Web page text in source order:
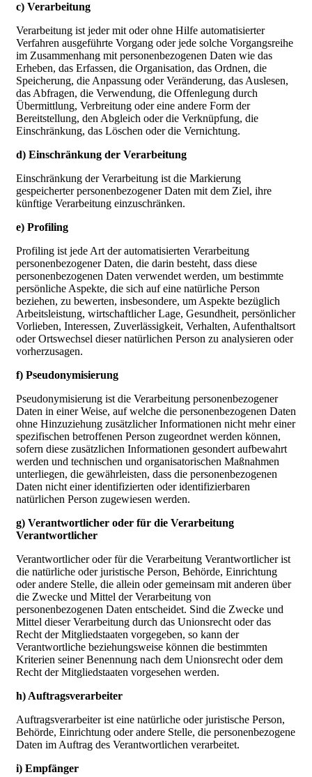
c) Verarbeitung
Verarbeitung ist jeder mit oder ohne Hilfe automatisierter
Verfahren ausgeführte Vorgang oder jede solche Vorgangsreihe
im Zusammenhang mit personenbezogenen Daten wie das
Erheben, das Erfassen, die Organisation, das Ordnen, die
Speicherung, die Anpassung oder Veränderung, das Auslesen,
das Abfragen, die Verwendung, die Offenlegung durch
Übermittlung, Verbreitung oder eine andere Form der
Bereitstellung, den Abgleich oder die Verknüpfung, die
Einschränkung, das Löschen oder die Vernichtung.
d) Einschränkung der Verarbeitung
Einschränkung der Verarbeitung ist die Markierung
gespeicherter personenbezogener Daten mit dem Ziel, ihre
künftige Verarbeitung einzuschränken.
e) Profiling
Profiling ist jede Art der automatisierten Verarbeitung
personenbezogener Daten, die darin besteht, dass diese
personenbezogenen Daten verwendet werden, um bestimmte
persönliche Aspekte, die sich auf eine natürliche Person
beziehen, zu bewerten, insbesondere, um Aspekte bezüglich
Arbeitsleistung, wirtschaftlicher Lage, Gesundheit, persönlicher
Vorlieben, Interessen, Zuverlässigkeit, Verhalten, Aufenthaltsort
oder Ortswechsel dieser natürlichen Person zu analysieren oder
vorherzusagen.
f) Pseudonymisierung
Pseudonymisierung ist die Verarbeitung personenbezogener
Daten in einer Weise, auf welche die personenbezogenen Daten
ohne Hinzuziehung zusätzlicher Informationen nicht mehr einer
spezifischen betroffenen Person zugeordnet werden können,
sofern diese zusätzlichen Informationen gesondert aufbewahrt
werden und technischen und organisatorischen Maßnahmen
unterliegen, die gewährleisten, dass die personenbezogenen
Daten nicht einer identifizierten oder identifizierbaren
natürlichen Person zugewiesen werden.
g) Verantwortlicher oder für die Verarbeitung
Verantwortlicher
Verantwortlicher oder für die Verarbeitung Verantwortlicher ist
die natürliche oder juristische Person, Behörde, Einrichtung
oder andere Stelle, die allein oder gemeinsam mit anderen über
die Zwecke und Mittel der Verarbeitung von
personenbezogenen Daten entscheidet. Sind die Zwecke und
Mittel dieser Verarbeitung durch das Unionsrecht oder das
Recht der Mitgliedstaaten vorgegeben, so kann der
Verantwortliche beziehungsweise können die bestimmten
Kriterien seiner Benennung nach dem Unionsrecht oder dem
Recht der Mitgliedstaaten vorgesehen werden.
h) Auftragsverarbeiter
Auftragsverarbeiter ist eine natürliche oder juristische Person,
Behörde, Einrichtung oder andere Stelle, die personenbezogene
Daten im Auftrag des Verantwortlichen verarbeitet.
i) Empfänger